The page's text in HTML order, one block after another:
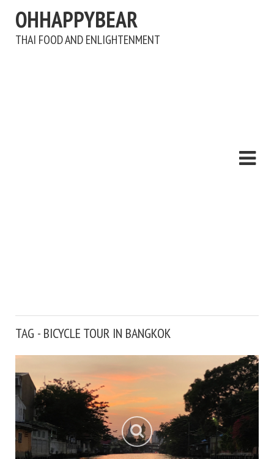
OHHAPPYBEAR
THAI FOOD AND ENLIGHTENMENT
TAG - BICYCLE TOUR IN BANGKOK